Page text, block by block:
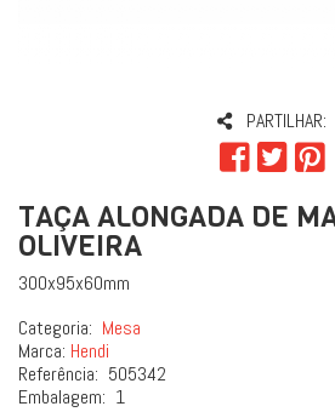
PARTILHAR:
TAÇA ALONGADA DE
OLIVEIRA
300x95x60mm
Categoria: Mesa
Marca: Hendi
Referência: 505342
Embalagem: 1